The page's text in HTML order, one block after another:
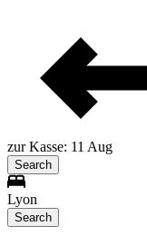
zur Kasse: 11 Aug
Search
Lyon
Search